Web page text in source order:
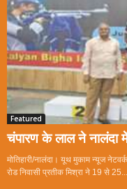
Featured
चंपारण के लाल ने नालंदा
मोतिहारी/नालंदा। यूथ मुकाम न्यूज
रोड निवासी प्रतीक मिश्रा ने 19 से 25...